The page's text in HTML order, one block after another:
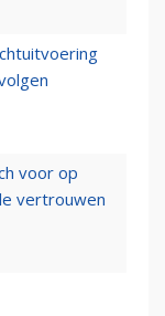
voor op
vertrouwen